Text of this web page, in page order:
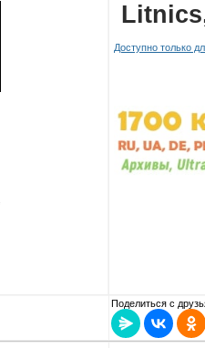
Доступно только
Поделиться с